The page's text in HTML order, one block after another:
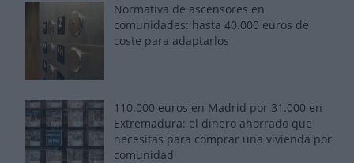
Normativa de ascensores en
comunidades: hasta 40.000 euros de
coste para adaptarlos
110.000 euros en Madrid por 31.000 en
Extremadura: el dinero ahorrado que
necesitas para comprar una vivienda por
comunidad